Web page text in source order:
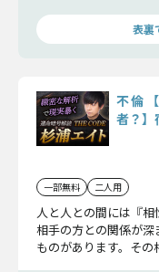
表裏
不倫
者？】
一部無料 二人用
人と人との間には『
相手の方との関係が
ものがあります。そ